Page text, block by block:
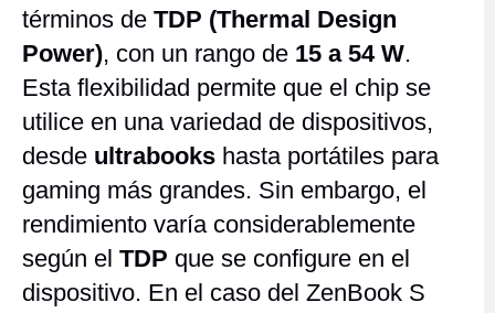
términos de TDP (Thermal Design
Power), con un rango de 15 a 54 W.
Esta flexibilidad permite que el chip se
utilice en una variedad de dispositivos,
desde ultrabooks hasta portátiles para
gaming más grandes. Sin embargo, el
rendimiento varía considerablemente
según el TDP que se configure en el
dispositivo. En el caso del ZenBook S